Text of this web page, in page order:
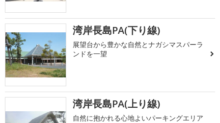
湾岸長島PA(下り線)
展望台から豊かな自然とナガシマスパーラ
ンドを一望
湾岸長島PA(上り線)
自然に抱かれる心地よいパーキングエリア